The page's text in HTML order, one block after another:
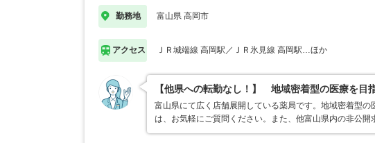
勤務地 富山県 高岡市
アクセス ＪＲ城端線 高岡駅／ＪＲ氷見線 高岡駅…ほか
【他県への転勤なし！】 地域密着型の医療を目
富山県にて広く店舗展開している薬局です。地域密着型
は、お気軽にご質問ください。また、他富山県内の非公